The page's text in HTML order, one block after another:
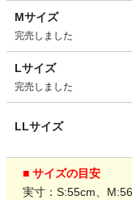
Mサイズ
完売しました
Lサイズ
完売しました
LLサイズ
■ サイズの目安
実寸：S:55cm、